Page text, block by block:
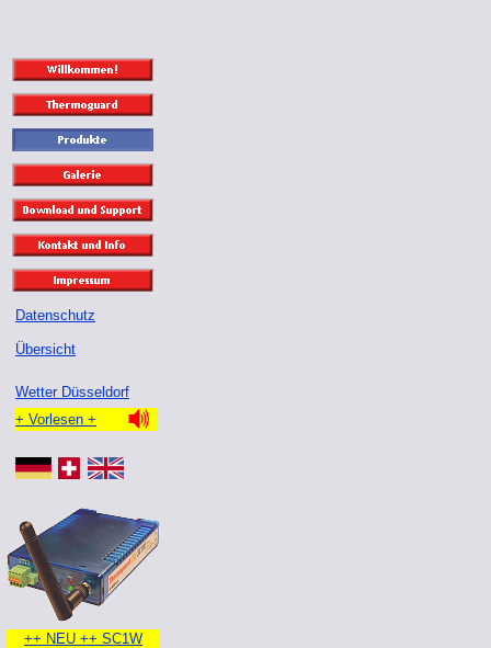
Übersicht
Wetter Düsseldorf
Datenschutz
+ Vorlesen +
++ NEU ++ SC1W